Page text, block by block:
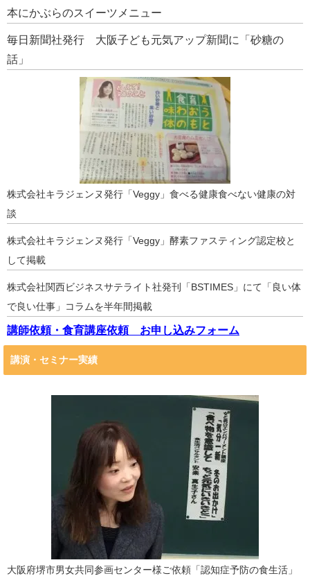
本にかぶらのスイーツメニュー
毎日新聞社発行 大阪子ども元気アップ新聞に「砂糖の
話」
株式会社キラジェンヌ発行「Veggy」食べる健康食べない健康の対
談
株式会社キラジェンヌ発行「Veggy」酵素ファスティング認定校と
して掲載
株式会社関西ビジネスサテライト社発刊「BSTIMES」にて「良い体
で良い仕事」コラムを半年間掲載
講師依頼・食育講座依頼 お申し込みフォーム
講演・セミナー実績
大阪府堺市男女共同参画センター様ご依頼「認知症予防の食生活」